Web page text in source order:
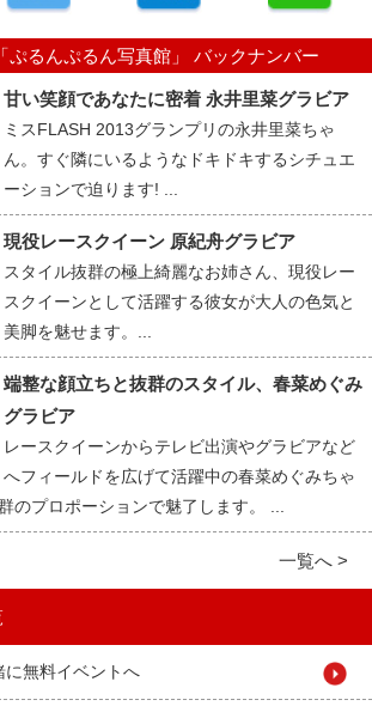
ぷるんぷるん写真館」 バックナンバー
甘い笑顔であなたに密着 永井里菜グラビア
ミスFLASH 2013グランプリの永井里菜ちゃ
ん。すぐ隣にいるようなドキドキするシチュエ
ーションで迫ります! ...
現役レースクイーン 原紀舟グラビア
スタイル抜群の極上綺麗なお姉さん、現役レー
スクイーンとして活躍する彼女が大人の色気と
美脚を魅せます。...
端整な顔立ちと抜群のスタイル、春菜めぐみ
グラビア
レースクイーンからテレビ出演やグラビアなど
へフィールドを広げて活躍中の春菜めぐみちゃ
のプロポーションで魅了します。 ...
一覧へ >
に無料イベントへ